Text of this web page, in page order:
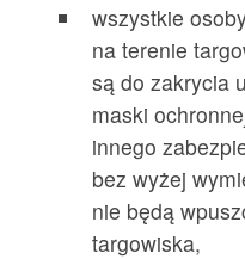
wszystkie
na terenie
są do zakrycia
maski
innego
bez wyżej
nie będą
targowiska,